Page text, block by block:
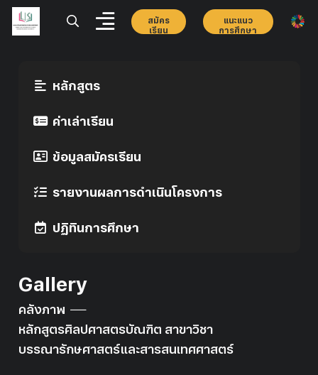
สมัคร
เรียน
แนะแนว
การศึกษา
หลักสูตร
ค่าเล่าเรียน
ข้อมูลสมัครเรียน
รายงานผลการดำเนินโครงการ
ปฏิทินการศึกษา
Gallery
คลังภาพ
หลักสูตรศิลปศาสตรบัณฑิต สาขาวิชา
บรรณารักษศาสตร์และสารสนเทศศาสตร์